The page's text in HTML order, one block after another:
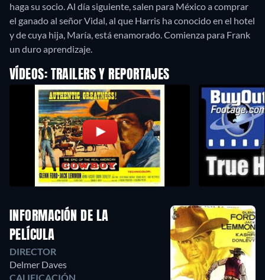
haga su socio. Al día siguiente, salen para México a comprar
el ganado al señor Vidal, al que Harris ha conocido en el hotel
y de cuya hija, María, está enamorado. Comienza para Frank
un duro aprendizaje.
VÍDEOS: TRAILERS Y REPORTAJES
INFORMACIÓN DE LA
PELÍCULA
DIRECTOR
Delmer Daves
CALIFICACIÓN